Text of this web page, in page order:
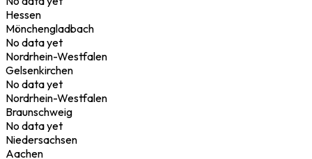
Hessen
Mönchengladbach
No data yet
Nordrhein-Westfalen
Gelsenkirchen
No data yet
Nordrhein-Westfalen
Braunschweig
No data yet
Niedersachsen
Aachen